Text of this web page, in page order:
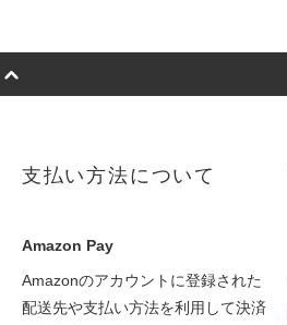
支払い方法について
Amazon Pay
Amazonのアカウントに登録された
配送先や支払い方法を利用して決済